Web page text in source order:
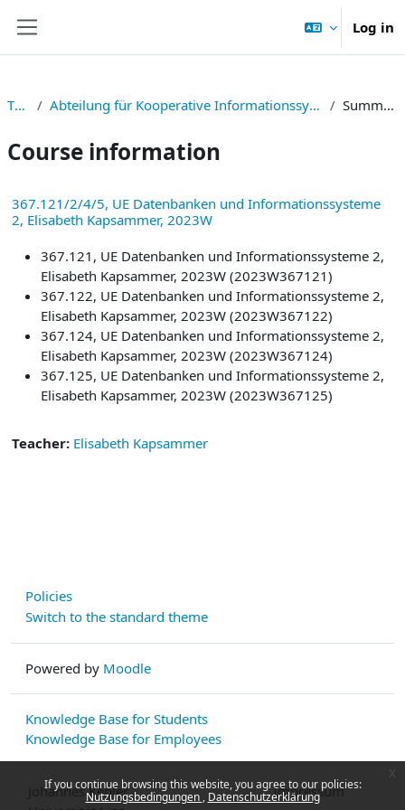
If you continue browsing this website, you agree to our policies:
Nutzungsbedingungen Datenschutzerklärung
Log in
TNF Abteilung für Kooperative Informationssysteme Summary
Course information
367.121/2/4/5, UE Datenbanken und Informationssysteme
2, Elisabeth Kapsammer, 2023W
367.121, UE Datenbanken und Informationssysteme 2,
Elisabeth Kapsammer, 2023W (2023W367121)
367.122, UE Datenbanken und Informationssysteme 2,
Elisabeth Kapsammer, 2023W (2023W367122)
367.124, UE Datenbanken und Informationssysteme 2,
Elisabeth Kapsammer, 2023W (2023W367124)
367.125, UE Datenbanken und Informationssysteme 2,
Elisabeth Kapsammer, 2023W (2023W367125)
Teacher: Elisabeth Kapsammer
Policies
Switch to the standard theme
Powered by Moodle
Knowledge Base for Students
Knowledge Base for Employees
Johannes Kepler
Impressum